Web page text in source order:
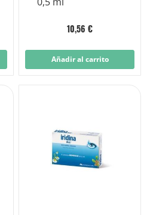
10,56 €
Añadir al carrito